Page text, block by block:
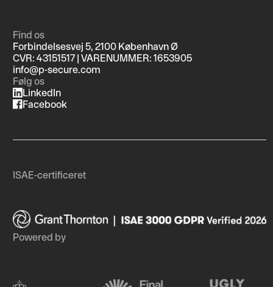
Find os
Forbindelsesvej 5, 2100 København Ø
CVR: 43151517 | VARENUMMER: 1653905
info@p-secure.com
Følg os
LinkedIn
Facebook
ISAE-certificeret
Powered by